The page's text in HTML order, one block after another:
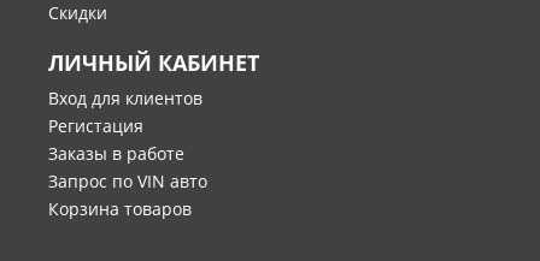
Скидки
ЛИЧНЫЙ КАБИНЕТ
Вход для клиентов
Регистация
Заказы в работе
Запрос по VIN авто
Корзина товаров